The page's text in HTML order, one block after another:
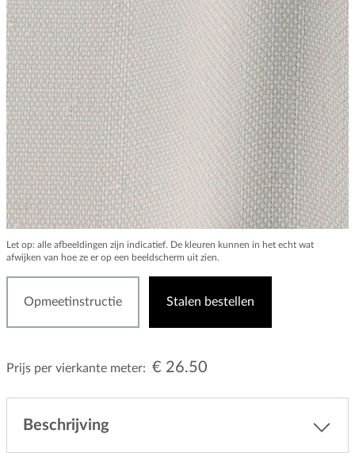
Let op: alle afbeeldingen zijn indicatief. De kleuren kunnen in het echt wat
afwijken van hoe ze er op een beeldscherm uit zien.
Opmeetinstructie Stalen bestellen
Prijs per vierkante meter: € 26.50
Beschrijving